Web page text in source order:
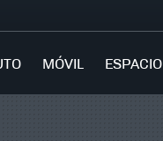
MÓVIL ESPACIO